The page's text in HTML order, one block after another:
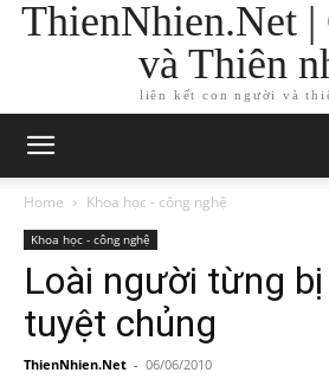
ThienNhien.Net
và Thiên
liên kết con người và
Home Khoa học - công nghệ
Khoa học - công nghệ
Loài người từng
tuyệt chủng
ThienNhien.Net - 06/06/2010